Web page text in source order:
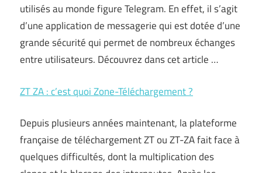
utilisés au monde figure Telegram. En effet, il s’agit
d’une application de messagerie qui est dotée d’une
grande sécurité qui permet de nombreux échanges
entre utilisateurs. Découvrez dans cet article …
ZT ZA : c’est quoi Zone-Téléchargement ?
Depuis plusieurs années maintenant, la plateforme
française de téléchargement ZT ou ZT-ZA fait face à
quelques difficultés, dont la multiplication des